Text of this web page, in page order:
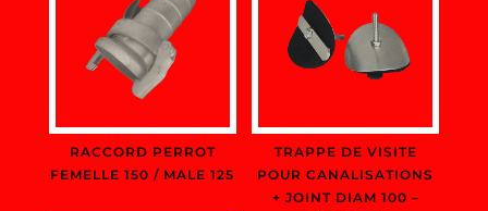
RACCORD PERROT
FEMELLE 150 / MALE 125
TRAPPE DE VISITE
POUR CANALISATIONS
+ JOINT DIAM 100 –